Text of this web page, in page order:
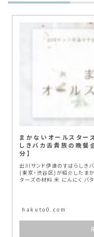
まかないオールスター
しきバカ舌貴族の晩
分】
出川サンド伊達のすばらしき
(東京・渋谷区)が紹介したま
ターズの材料 米 にんにく バ
hakuto0.com